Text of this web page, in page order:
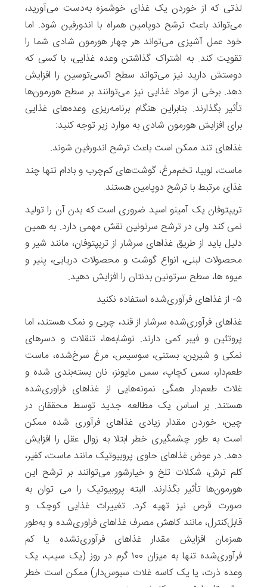
لذتی که از خوردن یک غذای خوشمزه به‌دست می‌آورید،
می‌تواند باعث ترشح دوپامین همراه با اندورفین شود. اما
خود عمل آشپزی می‌تواند هر چهار هورمون شادی شما را
تقویت کند. به اشتراک گذاشتن وعده غذایی، با کسی که
دوستش دارید نیز می‌تواند سطح اکسی‌توسین را افزایش
دهد. برخی از مواد غذایی نیز می‌توانند بر سطح هورمون‌ها
تأثیر بگذارند. بنابراین هنگام برنامه‌ریزی وعده‌های غذایی
برای افزایش هورمون شادی به موارد زیر توجه کنید:
غذاهای تند ممکن است باعث ترشح اندورفین شوند.
ماست، لوبیا، تخم‌مرغ، گوشت‌های کم‌چرب و بادام تنها چند
غذای مرتبط با ترشح دوپامین هستند.
تریپتوفان یک آمینو اسید ضروری است که بدن آن را تولید
نمی کند ولی در ترشح سرتونین نقش مهمی دارد. به همین
دلیل باید از طریق غذاهای سرشار از تریپتوفان، مانند شیر و
محصولات لبنی، انواع گوشت و محصولات دریایی، پنیر و
میوه ها، سطح سرتونین بدنتان را افزایش دهید.
۵- از غذاهای فرآوری‌شده استفاده نکنید
غذاهای فرآوری‌شده سرشار از قند، چربی و نمک هستند، اما
پروتئین و فیبر کمی دارند. نوشابه‌ها، تنقلات و دسرهای
نمکی و شیرین، بستنی، سوسیس، مرغ سرخ‌شده، ماست
طعم‌دار، سس کچاپ، سس مایونز، نان بسته‌بندی شده و
غلات طعم‌دار همگی نمونه‌هایی از غذاهای فراوری‌شده
هستند. بر اساس یک مطالعه جدید توسط محققان در
چین، خوردن مقدار زیادی غذاهای فرآوری ‌شده ممکن
است به‌ طور چشمگیری خطر ابتلا به زوال عقل را افزایش
دهد. در عوض غذاهای حاوی پروبیوتیک مانند ماست، کفیر،
کلم ترش، شکلات تلخ و خیارشور می‌توانند بر ترشح این
هورمون‌ها تأثیر بگذارند. البته پروبیوتیک را می توان به
صورت قرص نیز تهیه کرد. تغییرات غذایی کوچک و
قابل‌کنترل، مانند کاهش مصرف غذاهای فراوری‌شده و به‌طور
همزمان افزایش مقدار غذاهای فرآوری‌نشده یا کم
فرآوری‌شده تنها به میزان ۱۰۰ گرم در روز (یک سیب، یک
وعده ذرت، یا یک کاسه غلات سبوس‌دار) ممکن است خطر